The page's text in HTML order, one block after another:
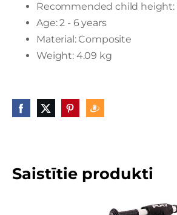
Recommended child height:
Age: 2 - 6 years
Material: Composite
Weight: 4.09 kg
Saistītie produkti